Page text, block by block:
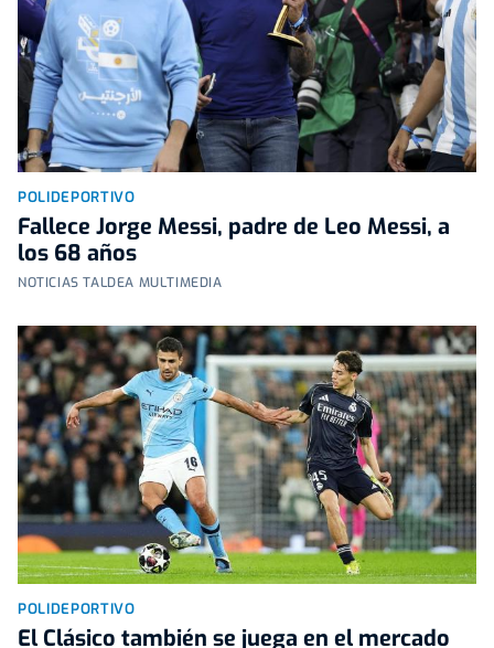
POLIDEPORTIVO
Fallece Jorge Messi, padre de Leo Messi, a
los 68 años
NOTICIAS TALDEA MULTIMEDIA
POLIDEPORTIVO
El Clásico también se juega en el mercado